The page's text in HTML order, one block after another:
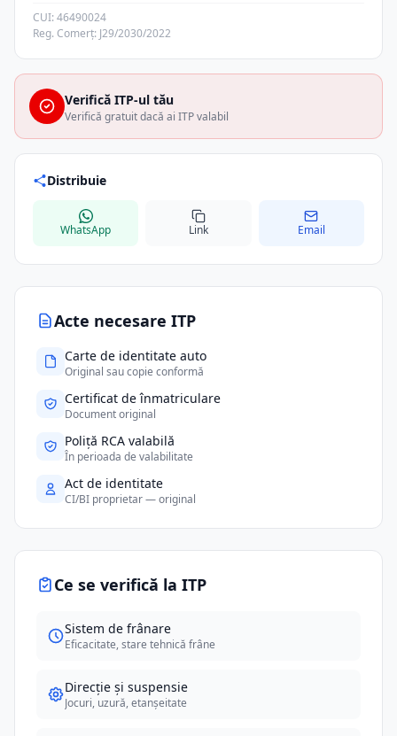
Acte necesare ITP
Carte de identitate auto
Original sau copie conformă
Certificat de înmatriculare
Document original
Poliță RCA valabilă
În perioada de valabilitate
Act de identitate
CI/BI proprietar — original
Ce se verifică la ITP
Sistem de frânare
Eficacitate, stare tehnică frâne
Direcție și suspensie
Jocuri, uzură, etanșeitate
CUI: 46490024
Reg. Comerț: J29/2030/2022
Verifică ITP-ul tău
Verifică gratuit dacă ai ITP valabil
Distribuie
WhatsApp Link Email